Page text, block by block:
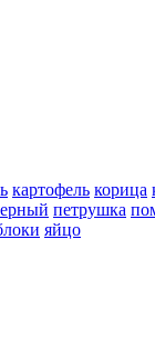
картофель корица
петрушка
яйцо